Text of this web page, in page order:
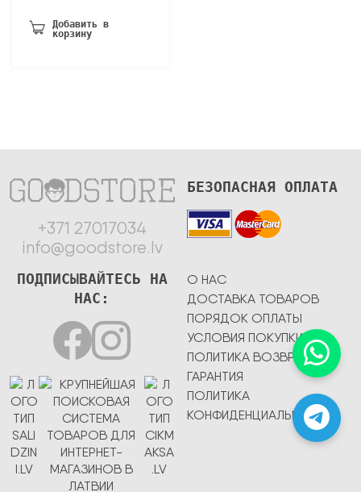
была:
51,11 €.
26,57 €.
Добавить в
корзину
+371 27017034
info@goodstore.lv
БЕЗОПАСНАЯ ОПЛАТА
О НАС
ДОСТАВКА ТОВАРОВ
ПОРЯДОК ОПЛАТЫ
УСЛОВИЯ ПОКУПКИ
ПОЛИТИКА ВОЗВРАТА
ГАРАНТИЯ
ПОЛИТИКА
КОНФИДЕНЦИАЛЬНОСТИ
ПОДПИСЫВАЙТЕСЬ НА
НАС: